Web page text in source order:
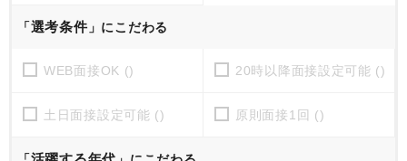
「選考条件」にこだわる
WEB面接OK () 20時以降面接設定可能 ()
土日面接設定可能 () 原則面接1回 ()